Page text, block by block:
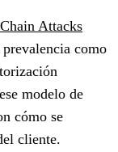
Attacks
como
modelo de
cómo se
cliente.